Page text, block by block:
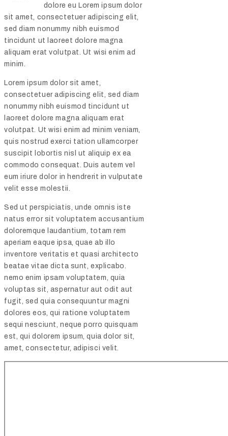
dolore eu Lorem ipsum dolor
sit amet, consectetuer adipiscing elit,
sed diam nonummy nibh euismod
tincidunt ut laoreet dolore magna
aliquam erat volutpat. Ut wisi enim ad
minim.
Lorem ipsum dolor sit amet,
consectetuer adipiscing elit, sed diam
nonummy nibh euismod tincidunt ut
laoreet dolore magna aliquam erat
volutpat. Ut wisi enim ad minim veniam,
quis nostrud exerci tation ullamcorper
suscipit lobortis nisl ut aliquip ex ea
commodo consequat. Duis autem vel
eum iriure dolor in hendrerit in vulputate
velit esse molestii.
Sed ut perspiciatis, unde omnis iste
natus error sit voluptatem accusantium
doloremque laudantium, totam rem
aperiam eaque ipsa, quae ab illo
inventore veritatis et quasi architecto
beatae vitae dicta sunt, explicabo.
nemo enim ipsam voluptatem, quia
voluptas sit, aspernatur aut odit aut
fugit, sed quia consequuntur magni
dolores eos, qui ratione voluptatem
sequi nesciunt, neque porro quisquam
est, qui dolorem ipsum, quia dolor sit,
amet, consectetur, adipisci velit.